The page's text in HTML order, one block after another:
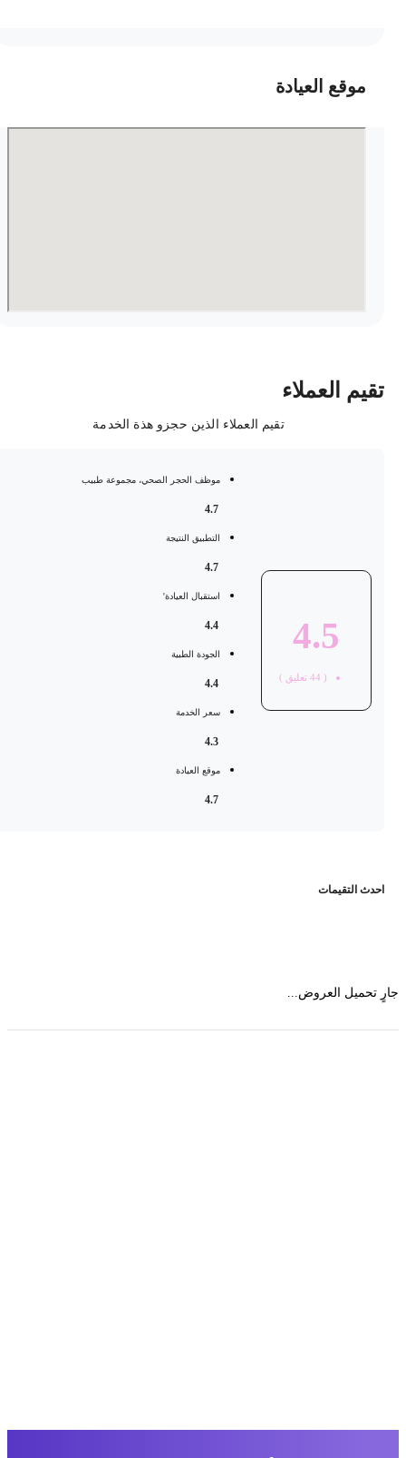
موقع العيادة
العملاء
تقيم العملاء الذين حجزو هذة الخدمة
4.5
44 تعليق )
موظف الحجر الصحي، مجموعة طبيب
التطبيق النتيجة
استقبال العيادة'
الجودة الطبية
سعر الخدمة
موقع العيادة
التقيمات
تحميل العروض...